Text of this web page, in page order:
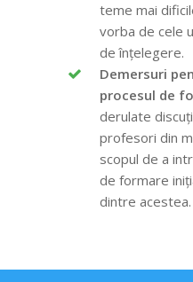
teme mai
vorba de cele
de înțelegere.
Demersuri
procesul de
derulate
profesori din
scopul de a
de formare
dintre acestea.